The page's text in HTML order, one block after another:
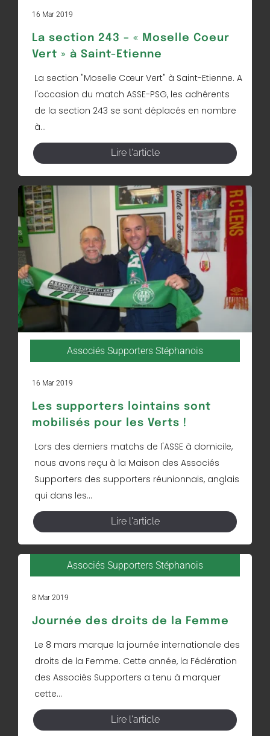
16 Mar 2019
La section 243 – « Moselle Coeur
Vert » à Saint-Etienne
La section "Moselle Cœur Vert" à Saint-Etienne. A
l'occasion du match ASSE-PSG, les adhérents
de la section 243 se sont déplacés en nombre
à...
Lire l'article
Associés Supporters Stéphanois
16 Mar 2019
Les supporters lointains sont
mobilisés pour les Verts !
Lors des derniers matchs de l'ASSE à domicile,
nous avons reçu à la Maison des Associés
Supporters des supporters réunionnais, anglais
qui dans les...
Lire l'article
Associés Supporters Stéphanois
8 Mar 2019
Journée des droits de la Femme
Le 8 mars marque la journée internationale des
droits de la Femme. Cette année, la Fédération
des Associés Supporters a tenu à marquer
cette...
Lire l'article